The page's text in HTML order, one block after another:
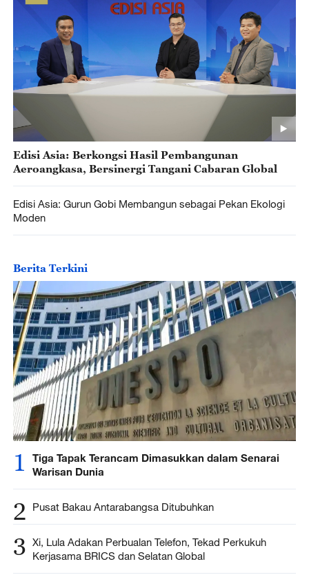
Edisi Asia: Berkongsi Hasil Pembangunan
Aeroangkasa, Bersinergi Tangani Cabaran Global
Edisi Asia: Gurun Gobi Membangun sebagai Pekan Ekologi
Moden
Berita Terkini
1
Tiga Tapak Terancam Dimasukkan dalam Senarai
Warisan Dunia
2 Pusat Bakau Antarabangsa Ditubuhkan
3 Xi, Lula Adakan Perbualan Telefon, Tekad Perkukuh
Kerjasama BRICS dan Selatan Global